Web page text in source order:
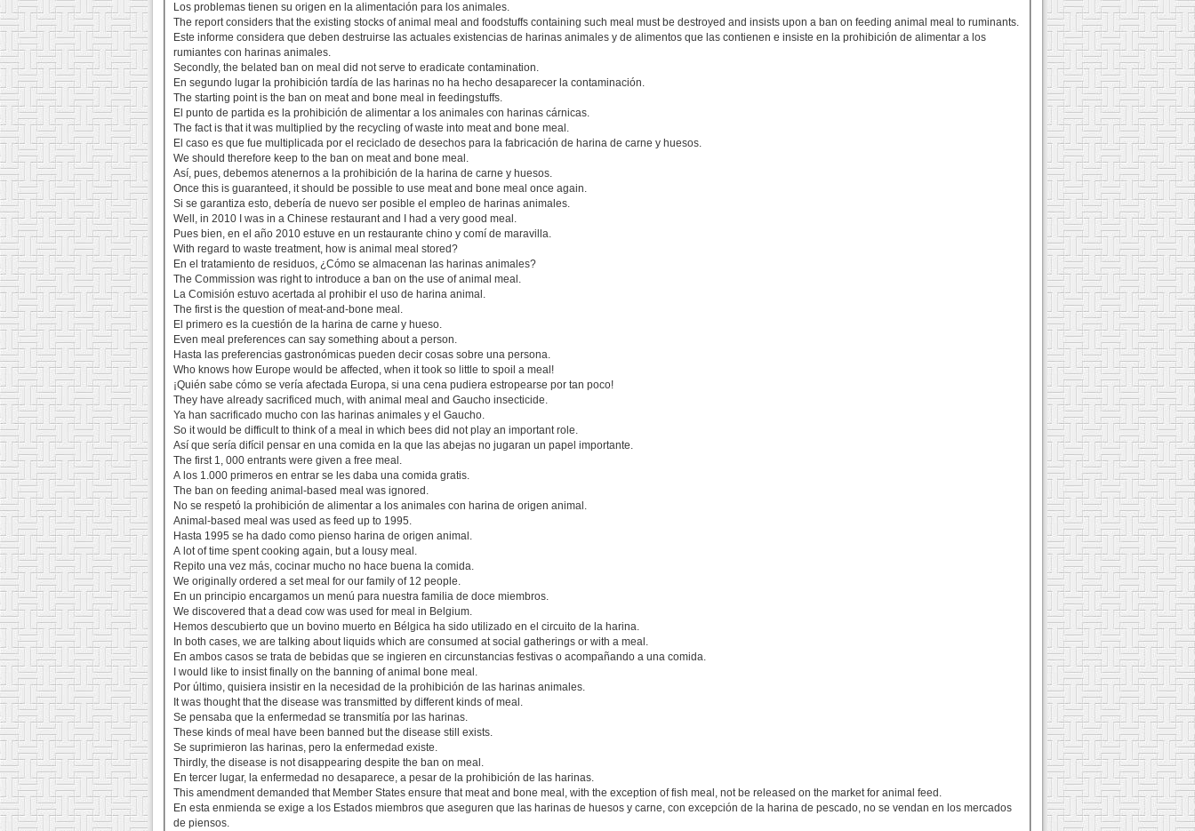
Los problemas tienen su origen en la alimentación para los animales.
The report considers that the existing stocks of animal meal and foodstuffs containing such meal must be destroyed and insists upon a ban on feeding animal meal to ruminants.
Este informe considera que deben destruirse las actuales existencias de harinas animales y de alimentos que las contienen e insiste en la prohibición de alimentar a los
rumiantes con harinas animales.
Secondly, the belated ban on meal did not serve to eradicate contamination.
En segundo lugar la prohibición tardía de las harinas no ha hecho desaparecer la contaminación.
The starting point is the ban on meat and bone meal in feedingstuffs.
El punto de partida es la prohibición de alimentar a los animales con harinas cárnicas.
The fact is that it was multiplied by the recycling of waste into meat and bone meal.
El caso es que fue multiplicada por el reciclado de desechos para la fabricación de harina de carne y huesos.
We should therefore keep to the ban on meat and bone meal.
Así, pues, debemos atenernos a la prohibición de la harina de carne y huesos.
Once this is guaranteed, it should be possible to use meat and bone meal once again.
Si se garantiza esto, debería de nuevo ser posible el empleo de harinas animales.
Well, in 2010 I was in a Chinese restaurant and I had a very good meal.
Pues bien, en el año 2010 estuve en un restaurante chino y comí de maravilla.
With regard to waste treatment, how is animal meal stored?
En el tratamiento de residuos, ¿Cómo se almacenan las harinas animales?
The Commission was right to introduce a ban on the use of animal meal.
La Comisión estuvo acertada al prohibir el uso de harina animal.
The first is the question of meat-and-bone meal.
El primero es la cuestión de la harina de carne y hueso.
Even meal preferences can say something about a person.
Hasta las preferencias gastronómicas pueden decir cosas sobre una persona.
Who knows how Europe would be affected, when it took so little to spoil a meal!
¡Quién sabe cómo se vería afectada Europa, si una cena pudiera estropearse por tan poco!
They have already sacrificed much, with animal meal and Gaucho insecticide.
Ya han sacrificado mucho con las harinas animales y el Gaucho.
So it would be difficult to think of a meal in which bees did not play an important role.
Así que sería difícil pensar en una comida en la que las abejas no jugaran un papel importante.
The first 1, 000 entrants were given a free meal.
A los 1.000 primeros en entrar se les daba una comida gratis.
The ban on feeding animal-based meal was ignored.
No se respetó la prohibición de alimentar a los animales con harina de origen animal.
Animal-based meal was used as feed up to 1995.
Hasta 1995 se ha dado como pienso harina de origen animal.
A lot of time spent cooking again, but a lousy meal.
Repito una vez más, cocinar mucho no hace buena la comida.
We originally ordered a set meal for our family of 12 people.
En un principio encargamos un menú para nuestra familia de doce miembros.
We discovered that a dead cow was used for meal in Belgium.
Hemos descubierto que un bovino muerto en Bélgica ha sido utilizado en el circuito de la harina.
In both cases, we are talking about liquids which are consumed at social gatherings or with a meal.
En ambos casos se trata de bebidas que se ingieren en circunstancias festivas o acompañando a una comida.
I would like to insist finally on the banning of animal bone meal.
Por último, quisiera insistir en la necesidad de la prohibición de las harinas animales.
It was thought that the disease was transmitted by different kinds of meal.
Se pensaba que la enfermedad se transmitía por las harinas.
These kinds of meal have been banned but the disease still exists.
Se suprimieron las harinas, pero la enfermedad existe.
Thirdly, the disease is not disappearing despite the ban on meal.
En tercer lugar, la enfermedad no desaparece, a pesar de la prohibición de las harinas.
This amendment demanded that Member States ensure that meat and bone meal, with the exception of fish meal, not be released on the market for animal feed.
En esta enmienda se exige a los Estados miembros que aseguren que las harinas de huesos y carne, con excepción de la harina de pescado, no se vendan en los mercados
de piensos.